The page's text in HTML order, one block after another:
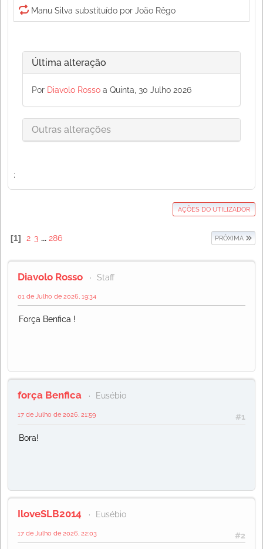
Última alteração
Por Diavolo Rosso a Quinta, 30 Julho 2026
Outras alterações
;
AÇÕES DO UTILIZADOR
1 2 3 ... 286 PRÓXIMA
Diavolo Rosso Staff
01 de Julho de 2026, 19:34
Força Benfica !
força Benfica Eusébio
#1
17 de Julho de 2026, 21:59
Bora!
IloveSLB2014 Eusébio
#2
17 de Julho de 2026, 22:03